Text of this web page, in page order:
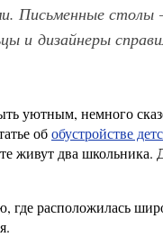
Письменные столы
и дизайнеры
уютным, немного
обобустройстве
живут два
расположилась